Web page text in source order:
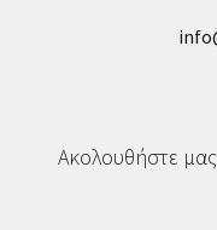
Ακολουθήστε μας